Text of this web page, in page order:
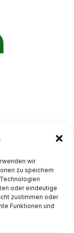
wir
zu speichern
oder eindeutige
zustimmen oder
Funktionen und